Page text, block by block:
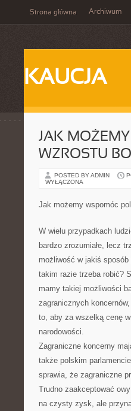
Strona główna Archiwum
KAUCJA
JAK
WZROSTU
POSTED BY ADMIN
WYŁĄCZONA
Jak możemy wspomóc
W wielu przypadkach
bardzo zrozumiałe, lecz
możliwość w jakiś
takim razie trzeba robić?
mamy takiej możliwości
zagranicznych
to, aby za wszelką cenę
narodowości.
Zagraniczne koncerny
także polskim
sprawia, że zagraniczne
Trudno zaakceptować
na czysty zysk, ale